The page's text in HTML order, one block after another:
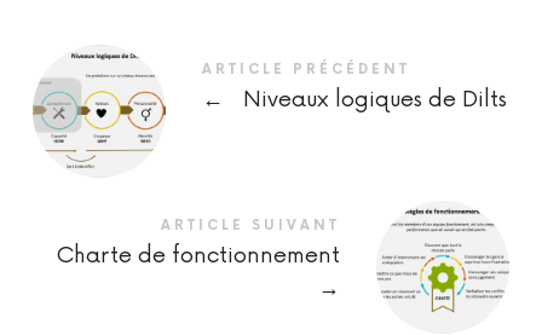
ARTICLE PRÉCÉDENT
← Niveaux logiques de Dilts
ARTICLE SUIVANT
Charte de fonctionnement
→